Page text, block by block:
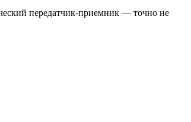
передатчик-приемник — точно не